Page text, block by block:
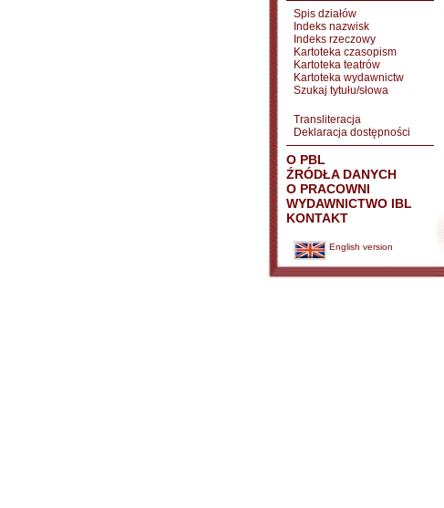
Spis działów
Indeks nazwisk
Indeks rzeczowy
Kartoteka czasopism
Kartoteka teatrów
Kartoteka wydawnictw
Szukaj tytułu/słowa
Transliteracja
Deklaracja dostępności
O PBL
ŹRÓDŁA DANYCH
O PRACOWNI
WYDAWNICTWO IBL
KONTAKT
English version